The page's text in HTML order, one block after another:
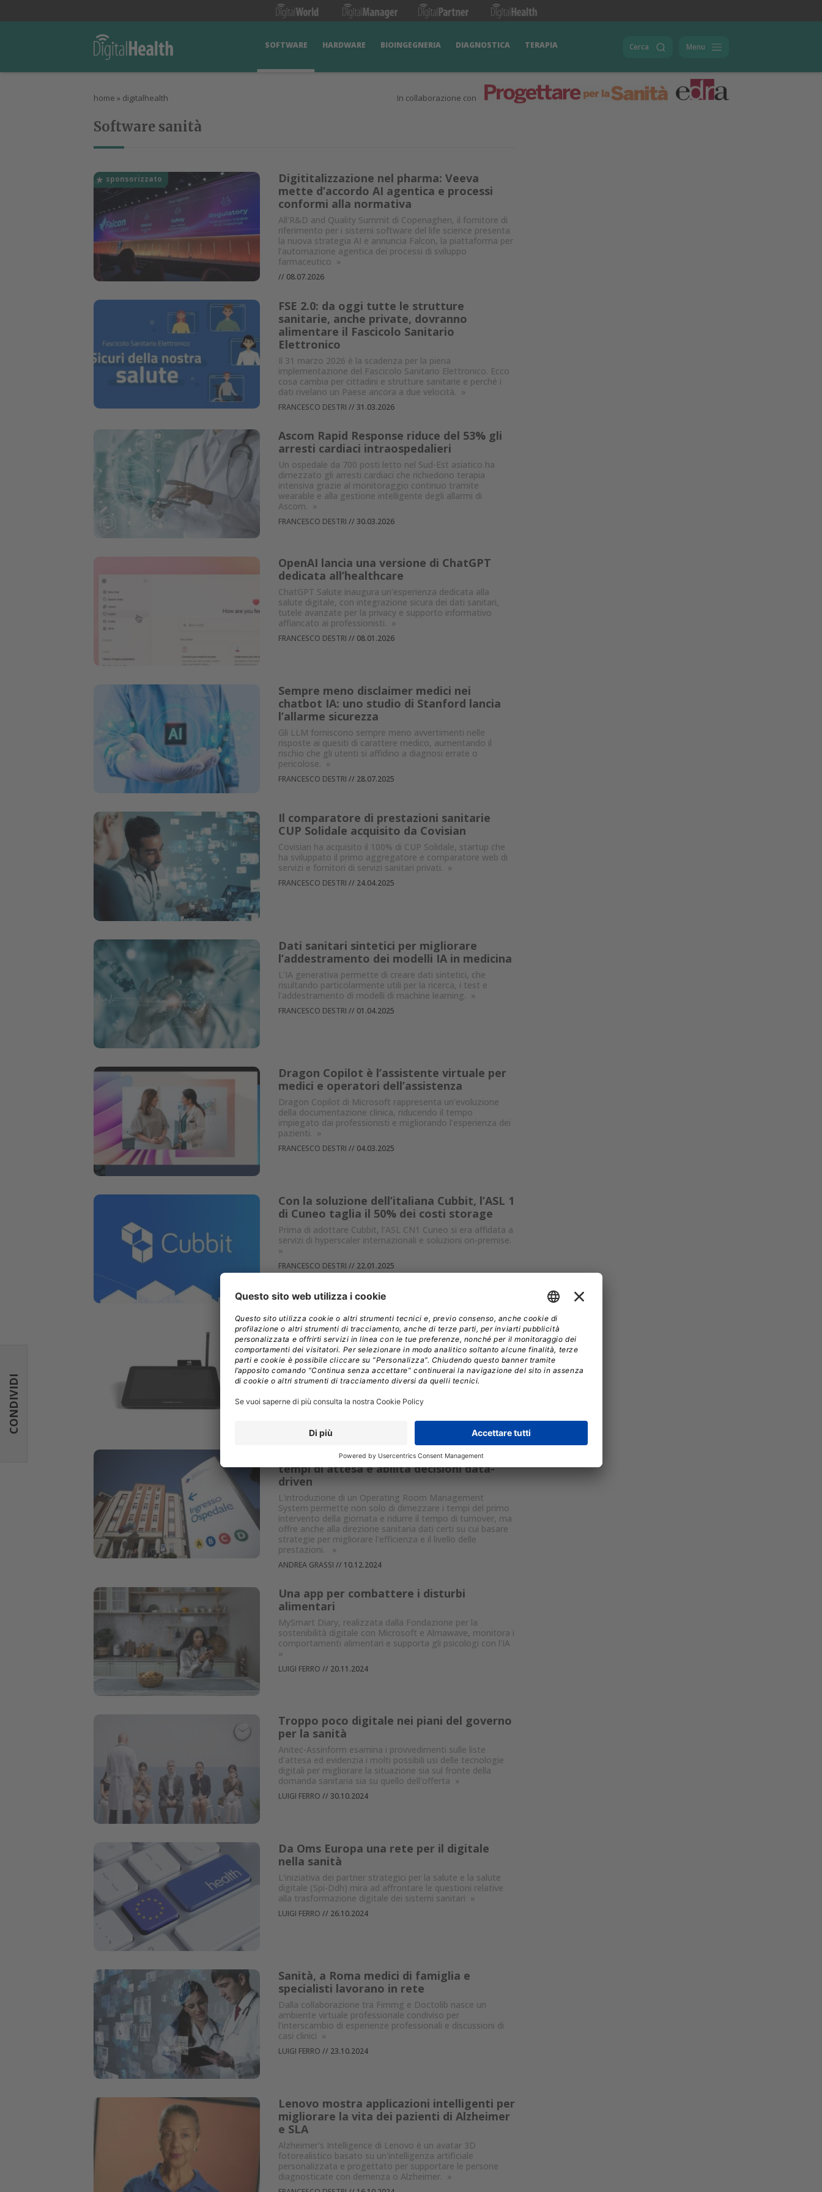
SOFTWARE HARDWARE BIOINGEGNERIA DIAGNOSTICA TERAPIA Cerca Menu
In collaborazione con
home » digitalhealth
Software sanità
Digititalizzazione nel pharma: Veeva
mette d’accordo AI agentica e processi
conformi alla normativa
All'R&D and Quality Summit di Copenaghen, il fornitore di
riferimento per i sistemi software del life science presenta
la nuova strategia AI e annuncia Falcon, la piattaforma per
l’automazione agentica dei processi di sviluppo
farmaceutico »
// 08.07.2026
FSE 2.0: da oggi tutte le strutture
sanitarie, anche private, dovranno
alimentare il Fascicolo Sanitario
Elettronico
Il 31 marzo 2026 è la scadenza per la piena
implementazione del Fascicolo Sanitario Elettronico. Ecco
cosa cambia per cittadini e strutture sanitarie e perché i
dati rivelano un Paese ancora a due velocità. »
FRANCESCO DESTRI // 31.03.2026
Ascom Rapid Response riduce del 53% gli
arresti cardiaci intraospedalieri
Un ospedale da 700 posti letto nel Sud-Est asiatico ha
dimezzato gli arresti cardiaci che richiedono terapia
intensiva grazie al monitoraggio continuo tramite
wearable e alla gestione intelligente degli allarmi di
Ascom. »
FRANCESCO DESTRI // 30.03.2026
OpenAI lancia una versione di ChatGPT
dedicata all’healthcare
ChatGPT Salute inaugura un’esperienza dedicata alla
salute digitale, con integrazione sicura dei dati sanitari,
tutele avanzate per la privacy e supporto informativo
affiancato ai professionisti. »
FRANCESCO DESTRI // 08.01.2026
Sempre meno disclaimer medici nei
chatbot IA: uno studio di Stanford lancia
l’allarme sicurezza
Gli LLM forniscono sempre meno avvertimenti nelle
risposte ai quesiti di carattere medico, aumentando il
rischio che gli utenti si affidino a diagnosi errate o
pericolose. »
FRANCESCO DESTRI // 28.07.2025
Il comparatore di prestazioni sanitarie
CUP Solidale acquisito da Covisian
Covisian ha acquisito il 100% di CUP Solidale, startup che
ha sviluppato il primo aggregatore e comparatore web di
servizi e fornitori di servizi sanitari privati. »
FRANCESCO DESTRI // 24.04.2025
Dati sanitari sintetici per migliorare
l’addestramento dei modelli IA in medicina
L'IA generativa permette di creare dati sintetici, che
risultando particolarmente utili per la ricerca, i test e
l'addestramento di modelli di machine learning. »
FRANCESCO DESTRI // 01.04.2025
Dragon Copilot è l’assistente virtuale per
medici e operatori dell’assistenza
Dragon Copilot di Microsoft rappresenta un’evoluzione
della documentazione clinica, riducendo il tempo
impiegato dai professionisti e migliorando l’esperienza dei
pazienti. »
FRANCESCO DESTRI // 04.03.2025
Con la soluzione dell’italiana Cubbit, l’ASL 1
di Cuneo taglia il 50% dei costi storage
Prima di adottare Cubbit, l’ASL CN1 Cuneo si era affidata a
servizi di hyperscaler internazionali e soluzioni on-premise.
»
FRANCESCO DESTRI // 22.01.2025
Accettazione più veloce con il tablet che
“legge” la CI elettronica e raccoglie la
firma grafometrica
Il tablet ENSign 11 NFC mostra a schermo informative e
consensi, legge i dati anagrafici direttamente dalla Carta di
grafometrica con pieno valore legale
Digitalizzare la sala operatoria riduce i
tempi di attesa e abilita decisioni data-
driven
L'introduzione di un Operating Room Management
System permette non solo di dimezzare i tempi del primo
intervento della giornata e ridurre il tempo di turnover, ma
offre anche alla direzione sanitaria dati certi su cui basare
strategie per migliorare l'efficienza e il livello delle
prestazioni.
»
ANDREA GRASSI // 10.12.2024
Una app per combattere i disturbi
alimentari
MySmart Diary, realizzata dalla Fondazione per la
sostenibilità digitale con Microsoft e Almawave, monitora i
comportamenti alimentari e supporta gli psicologi con l'IA
»
LUIGI FERRO // 20.11.2024
Troppo poco digitale nei piani del governo
per la sanità
Anitec-Assinform esamina i provvedimenti sulle liste
d'attesa ed evidenzia i molti possibili usi delle tecnologie
digitali per migliorare la situazione sia sul fronte della
domanda sanitaria sia su quello dell'offerta »
LUIGI FERRO // 30.10.2024
Da Oms Europa una rete per il digitale
nella sanità
L’iniziativa dei partner strategici per la salute e la salute
digitale (Spi-Ddh) mira ad affrontare le questioni relative
alla trasformazione digitale dei sistemi sanitari »
LUIGI FERRO // 26.10.2024
Sanità, a Roma medici di famiglia e
specialisti lavorano in rete
Dalla collaborazione tra Fimmg e Doctolib nasce un
ambiente virtuale professionale condiviso per
l’interscambio di esperienze professionali e discussioni di
casi clinici »
LUIGI FERRO // 23.10.2024
Lenovo mostra applicazioni intelligenti per
migliorare la vita dei pazienti di Alzheimer
e SLA
Alzheimer’s Intelligence di Lenovo è un avatar 3D
fotorealistico basato su un'intelligenza artificiale
personalizzata e progettato per supportare le persone
diagnosticate con demenza o Alzheimer. »
CONDIVIDI